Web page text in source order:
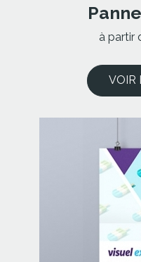
à partir
VOIR